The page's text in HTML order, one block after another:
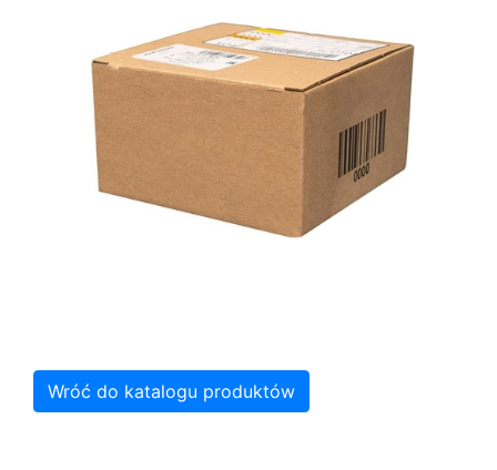
Wróć do katalogu produktów